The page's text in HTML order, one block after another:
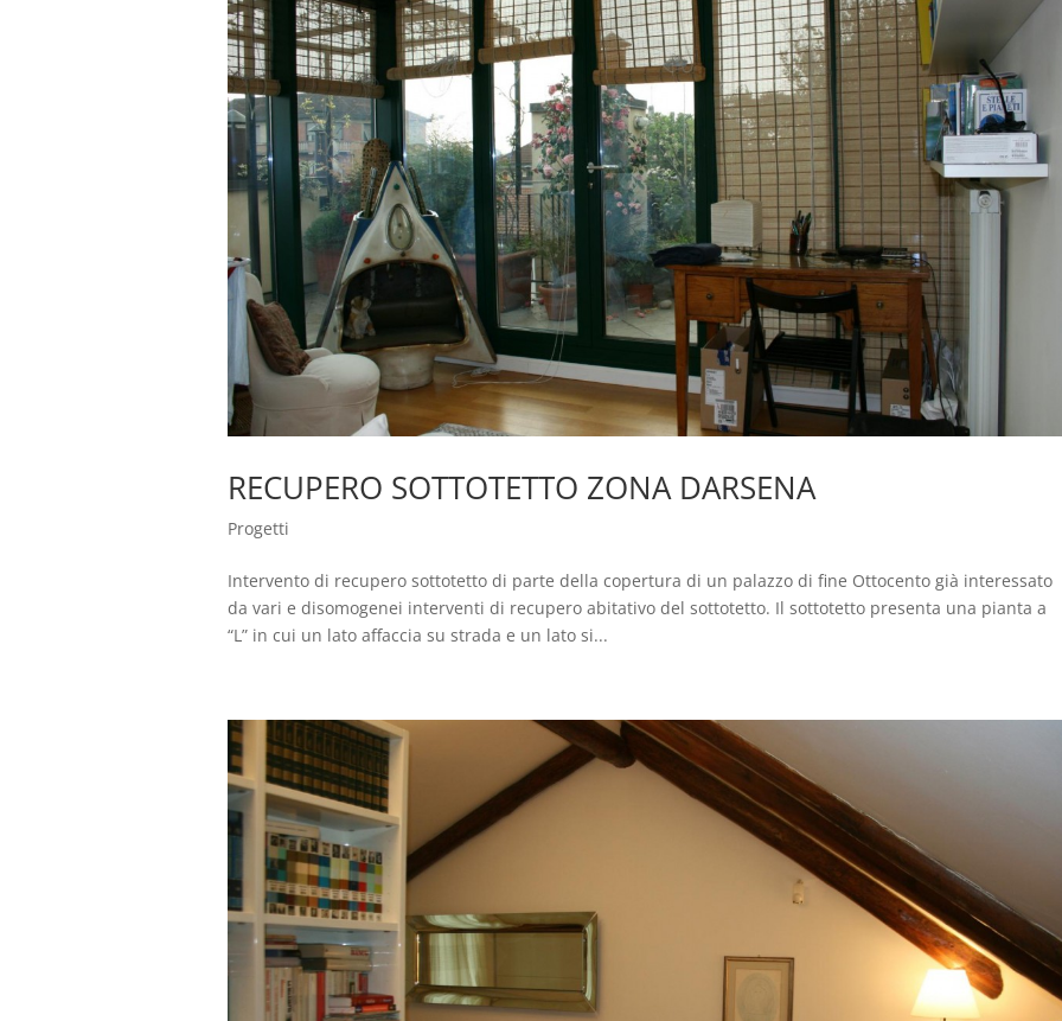
RECUPERO SOTTOTETTO ZONA DARSENA
Progetti
Intervento di recupero sottotetto di parte della copertura di un palazzo di fine Ottocento già interessato
da vari e disomogenei interventi di recupero abitativo del sottotetto. Il sottotetto presenta una pianta a
“L” in cui un lato affaccia su strada e un lato si...